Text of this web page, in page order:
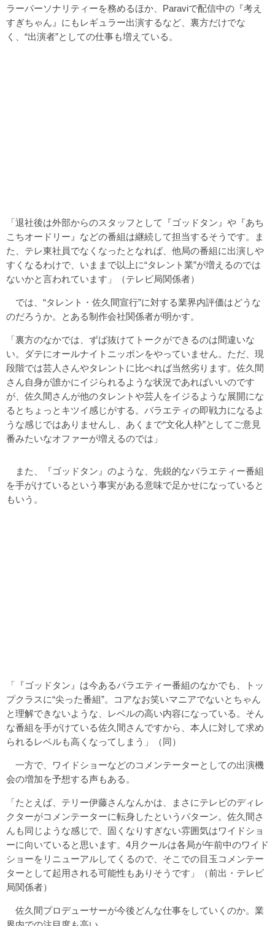
ラーパーソナリティーを務めるほか、Paraviで配信中の『考え
すぎちゃん』にもレギュラー出演するなど、裏方だけでな
く、“出演者”としての仕事も増えている。
「退社後は外部からのスタッフとして『ゴッドタン』や『あち
こちオードリー』などの番組は継続して担当するそうです。ま
た、テレ東社員でなくなったとなれば、他局の番組に出演しや
すくなるわけで、いままで以上に“タレント業”が増えるのでは
ないかと言われています」（テレビ局関係者）
では、“タレント・佐久間宣行”に対する業界内評価はどうな
のだろうか。とある制作会社関係者が明かす。
「裏方のなかでは、ずば抜けてトークができるのは間違いな
い。ダテにオールナイトニッポンをやっていません。ただ、現
段階では芸人さんやタレントに比べれば当然劣ります。佐久間
さん自身が誰かにイジられるような状況であればいいのです
が、佐久間さんが他のタレントや芸人をイジるような展開にな
るとちょっとキツイ感じがする。バラエティの即戦力になるよ
うな感じではありませんし、あくまで“文化人枠”としてご意見
番みたいなオファーが増えるのでは」
また、『ゴッドタン』のような、先鋭的なバラエティー番組
を手がけているという事実がある意味で足かせになっていると
もいう。
「『ゴッドタン』は今あるバラエティー番組のなかでも、トッ
プクラスに“尖った番組”。コアなお笑いマニアでないとちゃん
と理解できないような、レベルの高い内容になっている。そん
な番組を手がけている佐久間さんですから、本人に対して求め
られるレベルも高くなってしまう」（同）
一方で、ワイドショーなどのコメンテーターとしての出演機
会の増加を予想する声もある。
「たとえば、テリー伊藤さんなんかは、まさにテレビのディレ
クターがコメンテーターに転身したというパターン。佐久間さ
んも同じような感じで、固くなりすぎない雰囲気はワイドショ
ーに向いていると思います。4月クールは各局が午前中のワイド
ショーをリニューアルしてくるので、そこでの目玉コメンテー
ターとして起用される可能性もありそうです」（前出・テレビ
局関係者）
佐久間プロデューサーが今後どんな仕事をしていくのか。業